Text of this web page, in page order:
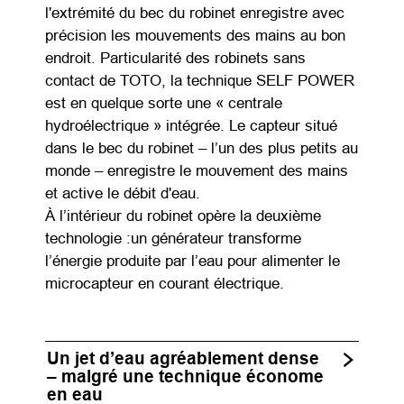
l'extrémité du bec du robinet enregistre avec
précision les mouvements des mains au bon
endroit. Particularité des robinets sans
contact de TOTO, la technique SELF POWER
est en quelque sorte une « centrale
hydroélectrique » intégrée. Le capteur situé
dans le bec du robinet – l’un des plus petits au
monde – enregistre le mouvement des mains
et active le débit d'eau.
À l’intérieur du robinet opère la deuxième
technologie :un générateur transforme
l’énergie produite par l’eau pour alimenter le
microcapteur en courant électrique.
Un jet d’eau agréablement dense
– malgré une technique économe
en eau